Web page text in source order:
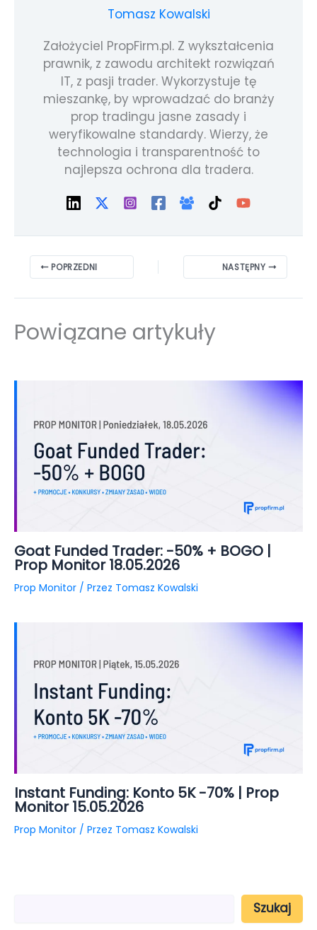
Tomasz Kowalski
Założyciel PropFirm.pl. Z wykształcenia
prawnik, z zawodu architekt rozwiązań
IT, z pasji trader. Wykorzystuje tę
mieszankę, by wprowadzać do branży
prop tradingu jasne zasady i
weryfikowalne standardy. Wierzy, że
technologia i transparentność to
najlepsza ochrona dla tradera.
POPRZEDNI NASTĘPNY
Powiązane artykuły
Goat Funded Trader: -50% + BOGO |
Prop Monitor 18.05.2026
Prop Monitor / Przez Tomasz Kowalski
Instant Funding: Konto 5K -70% | Prop
Monitor 15.05.2026
Prop Monitor / Przez Tomasz Kowalski
Szukaj